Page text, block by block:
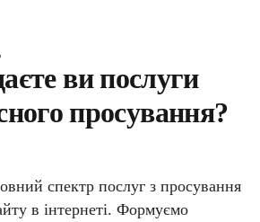
ви послуги
просування?
спектр послуг з просування
в інтернеті. Формуємо